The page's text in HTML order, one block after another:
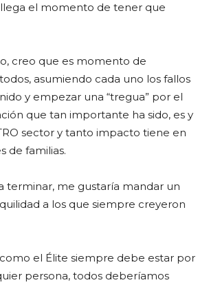
llega el momento de tener que
creo que es momento de
asumiendo cada uno los fallos
y empezar una “tregua” por el
que tan importante ha sido, es y
sector y tanto impacto tiene en
de familias.
terminar, me gustaría mandar un
a los que siempre creyeron
el Élite siempre debe estar por
persona, todos deberíamos